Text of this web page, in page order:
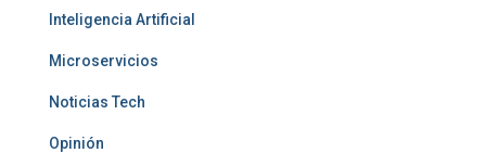
Inteligencia Artificial
Microservicios
Noticias Tech
Opinión